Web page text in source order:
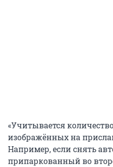
«Учитывается
изображённых на
Например, если снять
припаркованный во